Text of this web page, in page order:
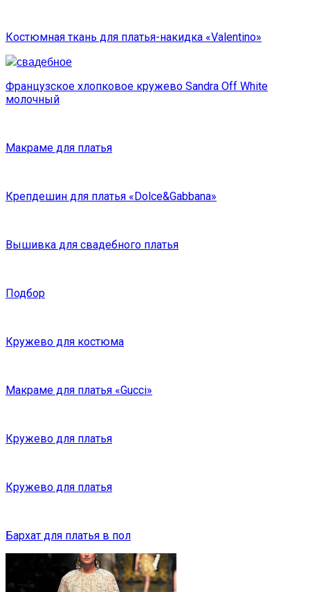
Костюмная ткань для платья-накидка «Valentino»
Французское хлопковое кружево Sandra Off White
молочный
Макраме для платья
Крепдешин для платья «Dolce&Gabbana»
Вышивка для свадебного платья
Подбор
Кружево для костюма
Макраме для платья «Gucci»
Кружево для платья
Кружево для платья
Бархат для платья в пол